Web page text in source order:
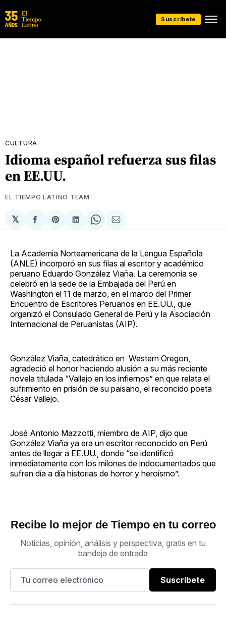
Suscríbete
CULTURA
Idioma español refuerza sus filas
en EE.UU.
EL TIEMPO LATINO TEAM
𝕏
Compartir
en
Share
on
Compartir
en
Share
on
Compartir
via
La Academia Norteamericana de la Lengua Española
(ANLE) incorporó en sus filas al escritor y académico
peruano Eduardo González Viaña. La ceremonia se
celebró en la sede de la Embajada del Perú en
Washington el 11 de marzo, en el marco del Primer
Encuentro de Escritores Peruanos en EE.UU., que
organizó el Consulado General de Perú y la Asociación
Internacional de Peruanistas (AIP).
González Viaña, catedrático en Western Oregon,
agradeció el honor haciendo alusión a su más reciente
novela titulada “Vallejo en los infiernos” en que relata el
sufrimiento en prisión de su paisano, el reconcido poeta
César Vallejo.
José Antonio Mazzotti, miembro de AIP, dijo que
González Viaña ya era un escritor reconocido en Perú
antes de llegar a EE.UU., donde “se identificó
inmediatamente con los milones de indocumentados que
sufren día a día historias de horror y heroísmo”.
Recibe lo mejor de Tiempo en tu correo
Noticias, opinión, análisis y perspectiva, gratis en tu
bandeja de entrada
Suscríbete